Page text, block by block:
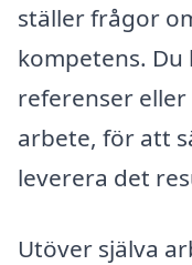
ställer frågor
kompetens. Du
referenser
arbete, för att
leverera det
Utöver själva